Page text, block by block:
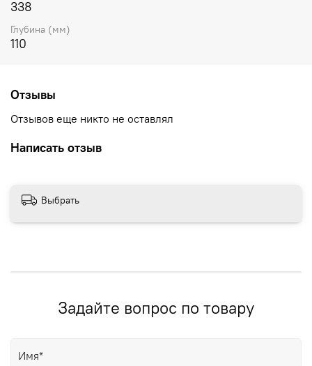
338
Глубина (мм)
110
Отзывы
Отзывов еще никто не оставлял
Написать отзыв
Выбрать
Задайте вопрос по товару